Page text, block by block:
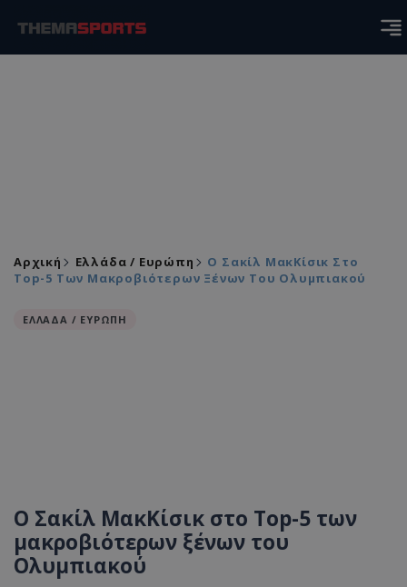
Αρχική Ελλάδα / Ευρώπη
Ο Σακίλ ΜακΚίσικ Στο
Top-5 Των Μακροβιότερων Ξένων Του Ολυμπιακού
ΕΛΛΑΔΑ / ΕΥΡΩΠΗ
Ο Σακίλ ΜακΚίσικ στο Top-5 των
μακροβιότερων ξένων του
Ολυμπιακού